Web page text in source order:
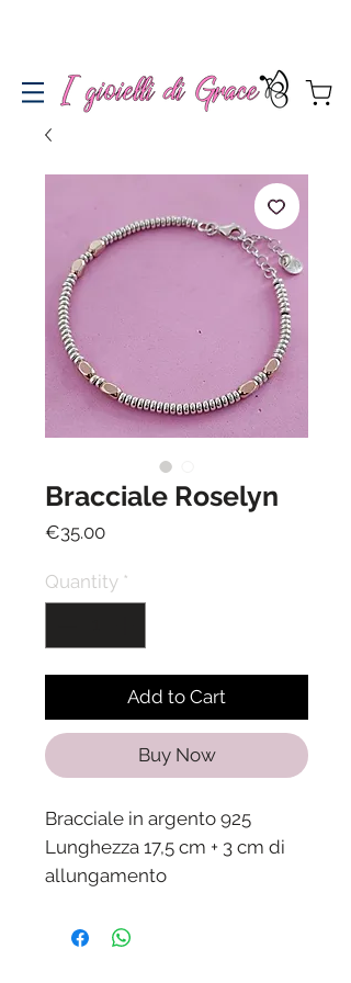
Bracciale Roselyn
€35.00Price
Quantity *
Add to Cart
Buy Now
Bracciale in argento 925
Lunghezza 17,5 cm + 3 cm di
allungamento
Spedizione in 24/48 ore dalla